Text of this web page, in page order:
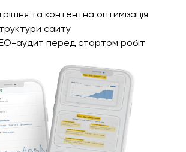
та контентна оптимізація
сайту
аудит перед стартом робіт